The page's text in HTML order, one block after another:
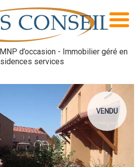
d’occasion - Immobilier géré en
services
VENDU